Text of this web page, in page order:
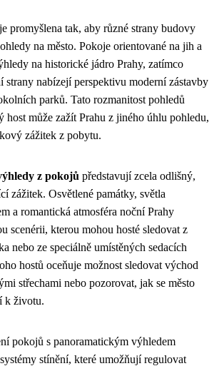
promyšlena tak, aby různé strany budovy
na město. Pokoje orientované na jih a
na historické jádro Prahy, zatímco
strany nabízejí perspektivu moderní zástavby
parků. Tato rozmanitost pohledů
host může zažít Prahu z jiného úhlu pohledu,
zážitek z pobytu.
z pokojů představují zcela odlišný,
zážitek. Osvětlené památky, světla
a romantická atmosféra noční Prahy
scenérii, kterou mohou hosté sledovat z
nebo ze speciálně umístěných sedacích
hostů oceňuje možnost sledovat východ
střechami nebo pozorovat, jak se město
k životu.
pokojů s panoramatickým výhledem
stínění, které umožňují regulovat